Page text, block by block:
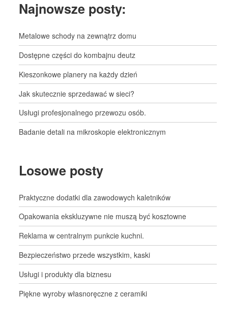
Najnowsze posty:
Metalowe schody na zewnątrz domu
Dostępne części do kombajnu deutz
Kieszonkowe planery na każdy dzień
Jak skutecznie sprzedawać w sieci?
Usługi profesjonalnego przewozu osób.
Badanie detali na mikroskopie elektronicznym
Losowe posty
Praktyczne dodatki dla zawodowych kaletników
Opakowania ekskluzywne nie muszą być kosztowne
Reklama w centralnym punkcie kuchni.
Bezpieczeństwo przede wszystkim, kaski
Usługi i produkty dla biznesu
Piękne wyroby własnoręczne z ceramiki